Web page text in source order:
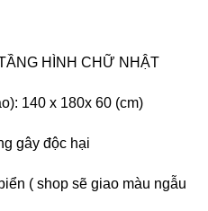
HÌNH CHỮ NHẬT
140 x 180x 60 (cm)
gây độc hại
( shop sẽ giao màu ngẫu